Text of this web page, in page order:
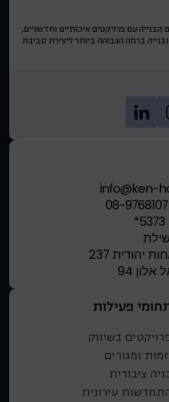
עם פרויקטים איכותיים וחדשניים,
ברמה הגבוהה ביותר ליצירת סביבת
info@ken-
08-9768107
*5373
יהודית 237
אלון 94
פעילות
בשיווק
ומגורים
ציבורית
עירונית